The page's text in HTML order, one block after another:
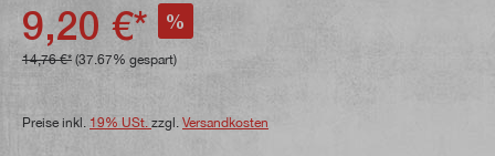
9,20 €* %
14,76 €* (37.67% gespart)
Preise inkl. 19% USt. zzgl. Versandkosten